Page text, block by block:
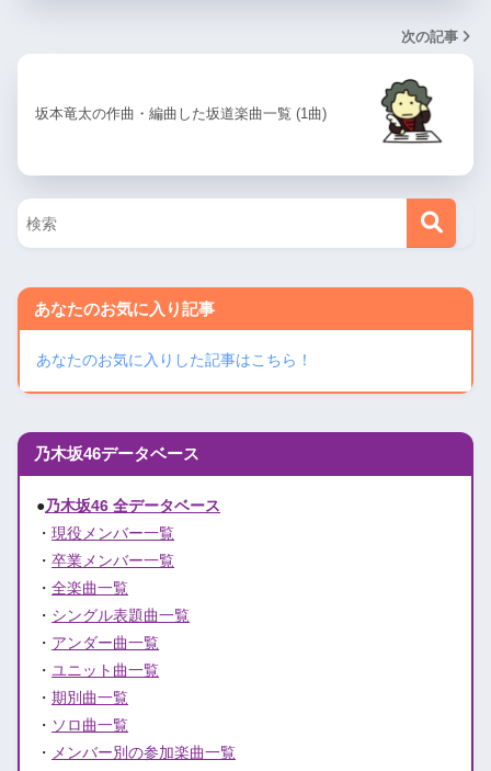
次の記事
坂本竜太の作曲・編曲した坂道楽曲一覧 (1曲)
あなたのお気に入り記事
あなたのお気に入りした記事はこちら！
乃木坂46データベース
●乃木坂46 全データベース
・現役メンバー一覧
・卒業メンバー一覧
・全楽曲一覧
・ シングル表題曲一覧
・ アンダー曲一覧
・ ユニット曲一覧
・期別曲一覧
・ ソロ曲一覧
・ メンバー別の参加楽曲一覧